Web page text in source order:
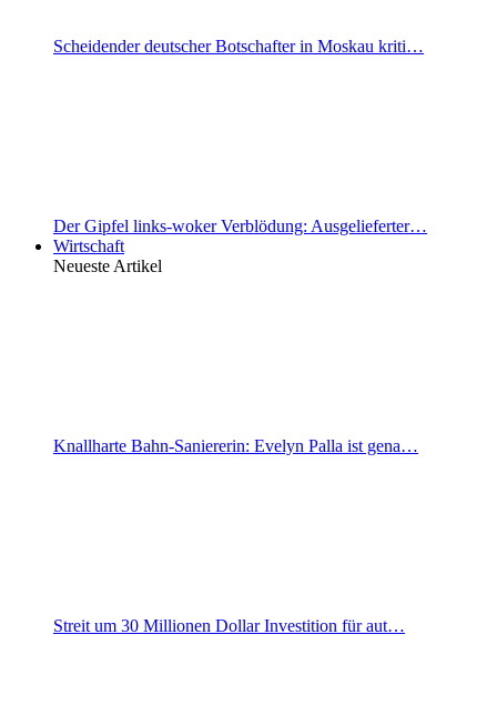
Scheidender deutscher Botschafter in Moskau kriti…
Der Gipfel links-woker Verblödung: Ausgelieferter…
Wirtschaft
Neueste Artikel
Knallharte Bahn-Saniererin: Evelyn Palla ist gena…
Streit um 30 Millionen Dollar Investition für aut…